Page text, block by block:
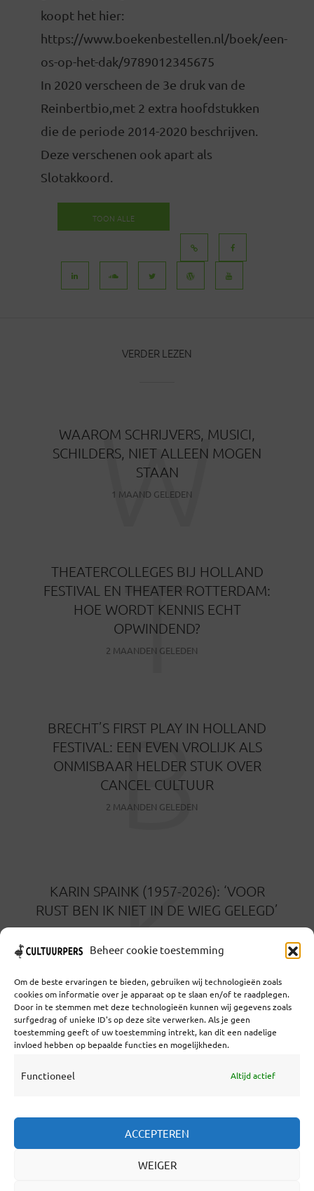
Beheer cookie toestemming
Om de beste ervaringen te bieden, gebruiken wij technologieën zoals
cookies om informatie over je apparaat op te slaan en/of te raadplegen.
Door in te stemmen met deze technologieën kunnen wij gegevens zoals
surfgedrag of unieke ID's op deze site verwerken. Als je geen
toestemming geeft of uw toestemming intrekt, kan dit een nadelige
invloed hebben op bepaalde functies en mogelijkheden.
Functioneel Altijd actief
ACCEPTEREN
WEIGER
koopt het hier:
https://www.boekenbestellen.nl/boek/een-
os-op-het-dak/9789012345675
In 2020 verscheen de 3e druk van de
Reinbertbio,met 2 extra hoofdstukken
die de periode 2014-2020 beschrijven.
Deze verschenen ook apart als
Slotakkoord.
TOON ALLE
VERDER LEZEN
WAAROM SCHRIJVERS, MUSICI,
SCHILDERS, NIET ALLEEN MOGEN
STAAN
1 MAAND GELEDEN
W
THEATERCOLLEGES BIJ HOLLAND
FESTIVAL EN THEATER ROTTERDAM:
HOE WORDT KENNIS ECHT
OPWINDEND?
2 MAANDEN GELEDEN
T
BRECHT’S FIRST PLAY IN HOLLAND
FESTIVAL: EEN EVEN VROLIJK ALS
ONMISBAAR HELDER STUK OVER
CANCEL CULTUUR
2 MAANDEN GELEDEN
B
KARIN SPAINK (1957-2026): ‘VOOR
RUST BEN IK NIET IN DE WIEG GELEGD’
K
Coöperatief Cultureel Persbureau U.A. | Salzburg 29 |
3524KS Utrecht | KvK: 55573592 |Btw: